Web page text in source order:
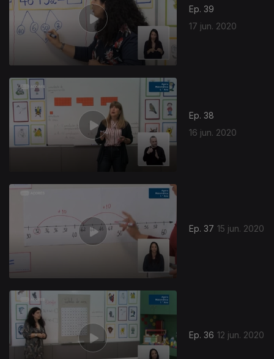
Ep. 39
17 jun. 2020
Ep. 38
16 jun. 2020
Ep. 37 15 jun. 2020
Ep. 36 12 jun. 2020